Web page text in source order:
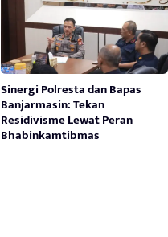
Sinergi Polresta dan Bapas
Banjarmasin: Tekan
Residivisme Lewat Peran
Bhabinkamtibmas